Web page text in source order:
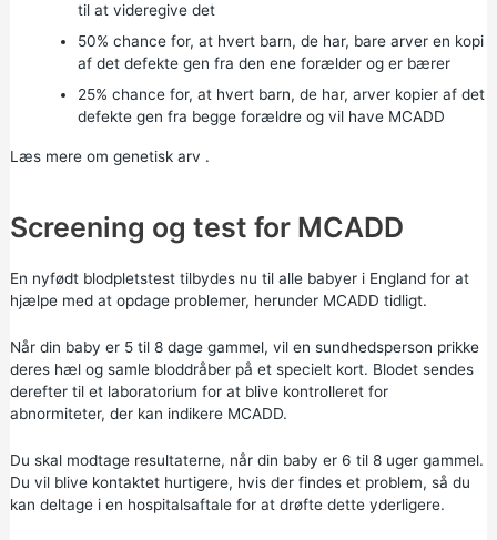
til at videregive det
50% chance for, at hvert barn, de har, bare arver en kopi
af det defekte gen fra den ene forælder og er bærer
25% chance for, at hvert barn, de har, arver kopier af det
defekte gen fra begge forældre og vil have MCADD
Læs mere om genetisk arv .
Screening og test for MCADD
En nyfødt blodpletstesttilbydes nu til alle babyer i England for at
hjælpe med at opdage problemer, herunder MCADD tidligt.
Når din baby er 5 til 8 dage gammel, vil en sundhedsperson prikke
deres hæl og samle bloddråber på et specielt kort. Blodet sendes
derefter til et laboratorium for at blive kontrolleret for
abnormiteter, der kan indikere MCADD.
Du skal modtage resultaterne, når din baby er 6 til 8 uger gammel.
Du vil blive kontaktet hurtigere, hvis der findes et problem, så du
kan deltage i en hospitalsaftale for at drøfte dette yderligere.